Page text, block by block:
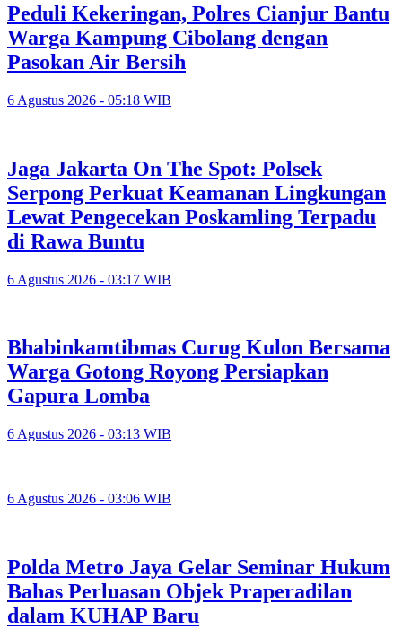
Peduli Kekeringan, Polres Cianjur Bantu
Warga Kampung Cibolang dengan
Pasokan Air Bersih
6 Agustus 2026 - 05:18 WIB
Jaga Jakarta On The Spot: Polsek
Serpong Perkuat Keamanan Lingkungan
Lewat Pengecekan Poskamling Terpadu
di Rawa Buntu
6 Agustus 2026 - 03:17 WIB
Bhabinkamtibmas Curug Kulon Bersama
Warga Gotong Royong Persiapkan
Gapura Lomba
6 Agustus 2026 - 03:13 WIB
6 Agustus 2026 - 03:06 WIB
Polda Metro Jaya Gelar Seminar Hukum
Bahas Perluasan Objek Praperadilan
dalam KUHAP Baru